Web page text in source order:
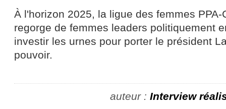
À l'horizon 2025, la ligue des femmes PPA-
regorge de femmes leaders politiquement
investir les urnes pour porter le président
pouvoir.
auteur : Interview